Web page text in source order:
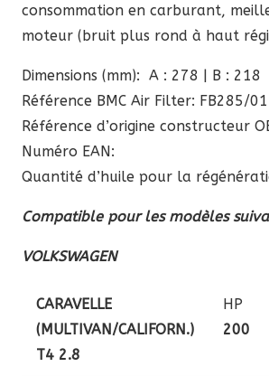
consommation en carburant,
moteur (bruit plus rond à haut
Dimensions (mm): A : 278 | B : 218
Référence BMC Air Filter: FB285/01
Référence d’origine constructeur
Numéro EAN:
Quantité d’huile pour la
Compatible pour les modèles
VOLKSWAGEN
CARAVELLE
(MULTIVAN/CALIFORN.)
T4 2.8
HP
200